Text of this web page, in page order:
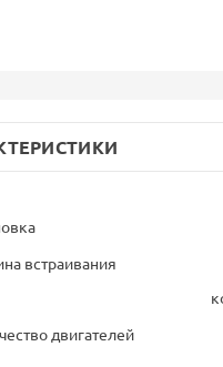
встраивания
двигателей